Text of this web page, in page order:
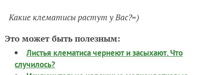
Какие клематисы растут у Вас?=)
Это может быть полезным:
Листья клематиса чернеют и засыхают. Что
случилось?